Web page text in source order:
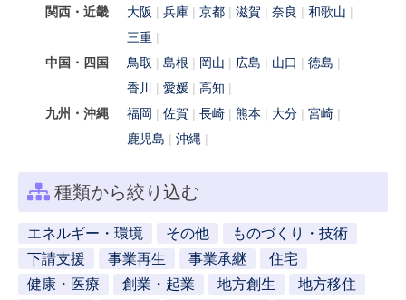
関西・近畿
大阪 兵庫 京都 滋賀 奈良
和歌山
三重
中国・四国
鳥取 島根 岡山 広島 山口
徳島
香川
愛媛
高知
九州・沖縄
福岡 佐賀 長崎 熊本 大分
宮崎
鹿児島
沖縄
種類から絞り込む
エネルギー・環境 その他
ものづくり・技術
下請支援
事業再生 事業承継
住宅
健康・医療
創業・起業 地方創生
地方移住